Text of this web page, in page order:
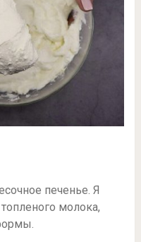
печенье. Я
молока,